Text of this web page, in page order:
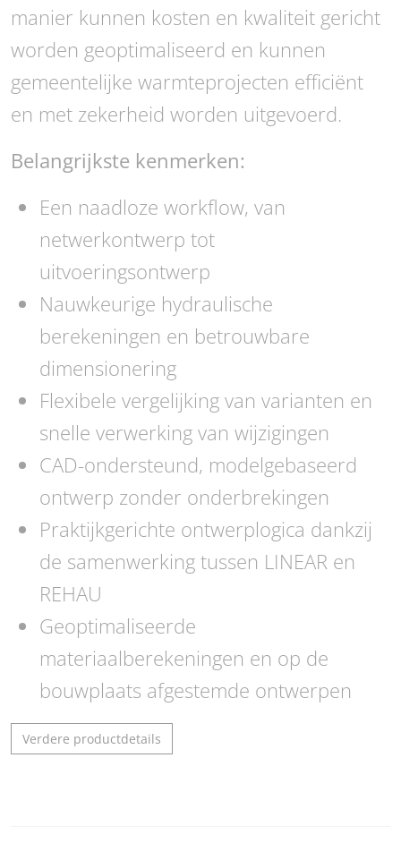
manier kunnen kosten en kwaliteit gericht
worden geoptimaliseerd en kunnen
gemeentelijke warmteprojecten efficiënt
en met zekerheid worden uitgevoerd.
Belangrijkste kenmerken:
Een naadloze workflow, van
netwerkontwerp tot
uitvoeringsontwerp
Nauwkeurige hydraulische
berekeningen en betrouwbare
dimensionering
Flexibele vergelijking van varianten en
snelle verwerking van wijzigingen
CAD-ondersteund, modelgebaseerd
ontwerp zonder onderbrekingen
Praktijkgerichte ontwerplogica dankzij
de samenwerking tussen LINEAR en
REHAU
Geoptimaliseerde
materiaalberekeningen en op de
bouwplaats afgestemde ontwerpen
Verdere productdetails